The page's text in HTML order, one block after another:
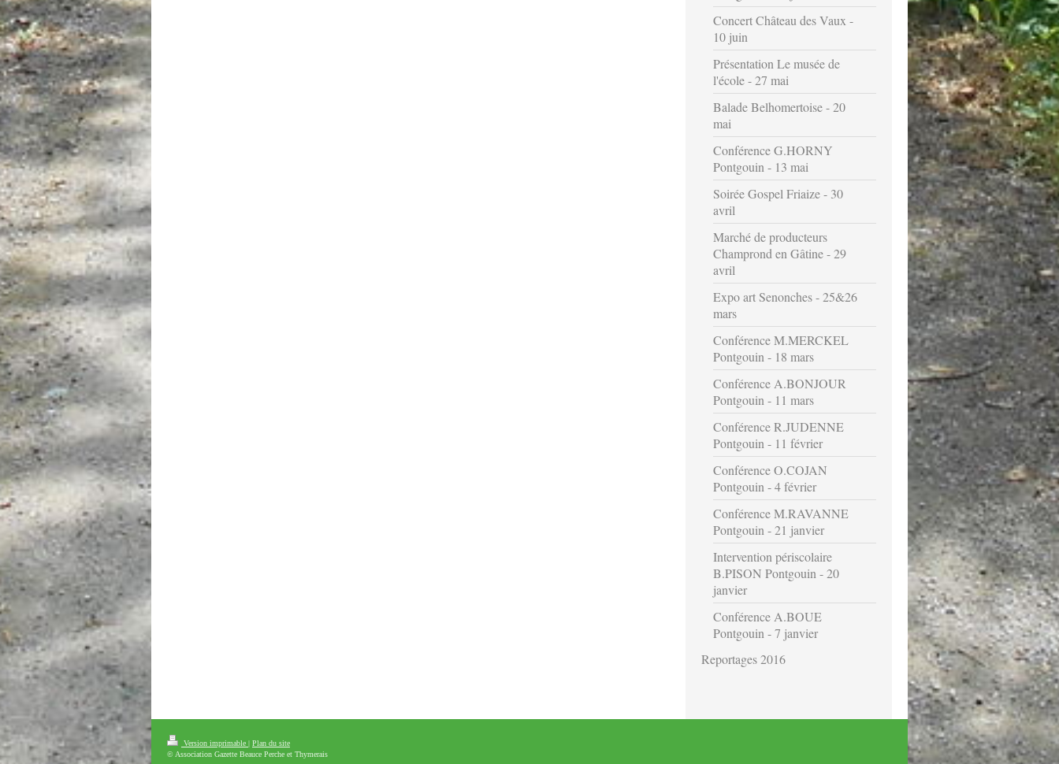
Concert Château des Vaux -
10 juin
Présentation Le musée de
l'école - 27 mai
Balade Belhomertoise - 20
mai
Conférence G.HORNY
Pontgouin - 13 mai
Soirée Gospel Friaize - 30
avril
Marché de producteurs
Champrond en Gâtine - 29
avril
Expo art Senonches - 25&26
mars
Conférence M.MERCKEL
Pontgouin - 18 mars
Conférence A.BONJOUR
Pontgouin - 11 mars
Conférence R.JUDENNE
Pontgouin - 11 février
Conférence O.COJAN
Pontgouin - 4 février
Conférence M.RAVANNE
Pontgouin - 21 janvier
Intervention périscolaire
B.PISON Pontgouin - 20
janvier
Conférence A.BOUE
Pontgouin - 7 janvier
Reportages 2016
Version imprimable | Plan du site
© Association Gazette Beauce Perche et Thymerais